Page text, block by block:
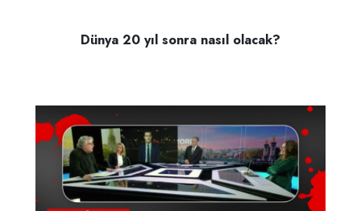
Dünya 20 yıl sonra nasıl olacak?